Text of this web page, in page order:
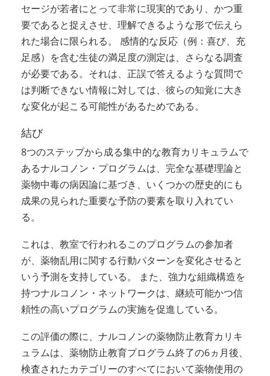
セージが若者にとって非常に現実的であり、かつ重
要であると捉えさせ、理解できるような形で伝えら
れた場合に限られる。 感情的な反応（例：喜び、充
足感）を含む生徒の満足度の測定は、さらなる調査
が必要である。それは、正誤で答えるような質問で
は判断できない情報に対しては、彼らの知覚に大き
な変化が起こる可能性があるためである。
結び
8つのステップから成る集中的な教育カリキュラムで
あるナルコノン・プログラムは、完全な基礎理論と
薬物中毒の病因論に基づき、いくつかの歴史的にも
成果の見られた重要な予防の要素を取り入れてい
る。
これは、教室で行われるこのプログラムの参加者
が、薬物乱用に関する行動パターンを変化させると
いう予測を支持している。 また、強力な組織構造を
持つナルコノン・ネットワークは、継続可能かつ信
頼性の高いプログラムの実施を促進している。
この評価の際に、ナルコノンの薬物防止教育カリキ
ュラムは、薬物防止教育プログラム終了の6ヵ月後、
検査されたカテゴリーのすべてにおいて薬物使用の